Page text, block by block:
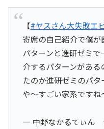
【#ヤスさん大失敗エ
寄席の自己紹介で僕
パターンと進研ゼミ
介するパターンがあ
たのか進研ゼミのパ
や〜すごい家系です
— 中野なかるてぃん